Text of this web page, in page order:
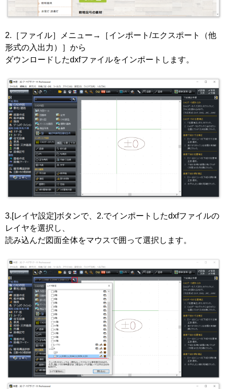
2.［ファイル］メニュー→［インポート/エクスポート（他
形式の入出力）］から
ダウンロードしたdxfファイルをインポートします。
3.[レイヤ設定]ボタンで、2.でインポートしたdxfファイルの
レイヤを選択し、
読み込んだ図面全体をマウスで囲って選択します。